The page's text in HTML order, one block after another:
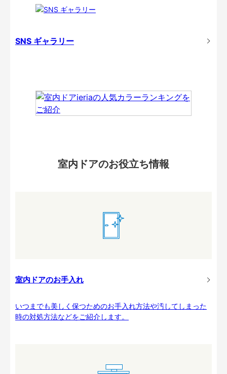
SNS ギャラリー
室内ドアのお役立ち情報
室内ドアのお手入れ
いつまでも美しく保つためのお手入れ方法や汚してしまった
時の対処方法などをご紹介します。